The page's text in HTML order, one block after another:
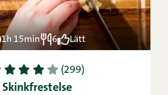
1h 15min 6 Lätt
2 3 4 5 (299)
Skinkfrestelse